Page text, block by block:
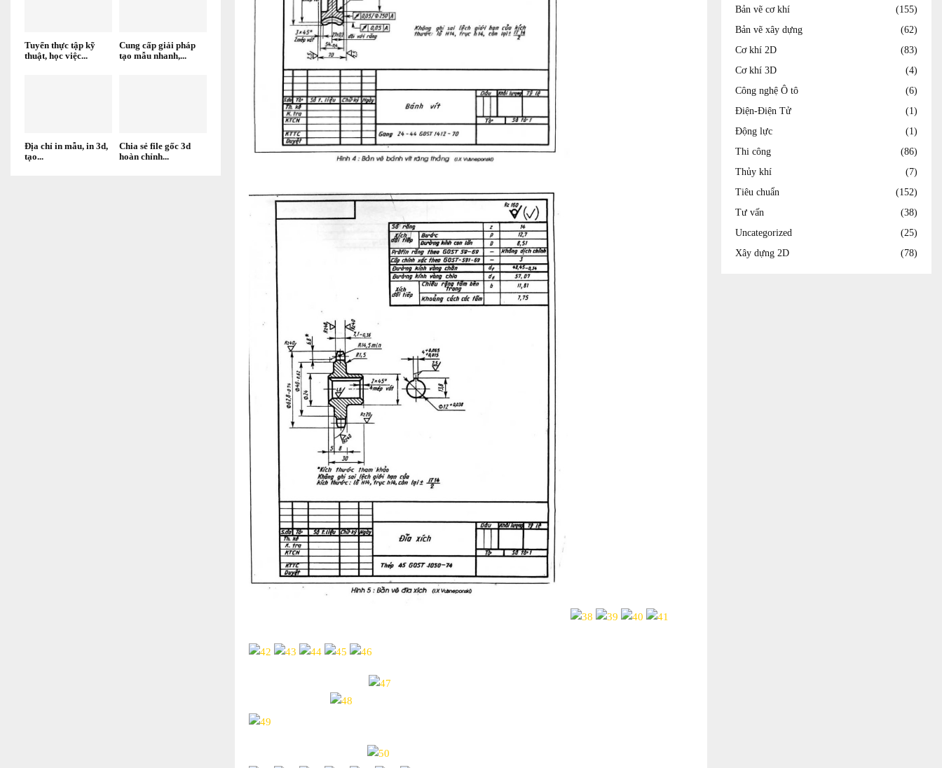
Tuyển thực tập kỹ
thuật, học việc...
Cung cấp giải pháp
tạo mẫu nhanh,...
Địa chỉ in mẫu, in 3d,
tạo...
Chia sẻ file gốc 3d
hoàn chỉnh...
Bản vẽ cơ khí
(155)
Bản vẽ xây dựng
(62)
Cơ khí 2D
(83)
Cơ khí 3D
(4)
Công nghệ Ô tô
(6)
Điện-Điện Tử
(1)
Động lực
(1)
Thi công
(86)
Thủy khí
(7)
Tiêu chuẩn
(152)
Tư vấn
(38)
Uncategorized
(25)
Xây dựng 2D
(78)